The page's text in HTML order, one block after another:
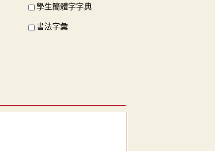
學生簡體字字典
書法字彙